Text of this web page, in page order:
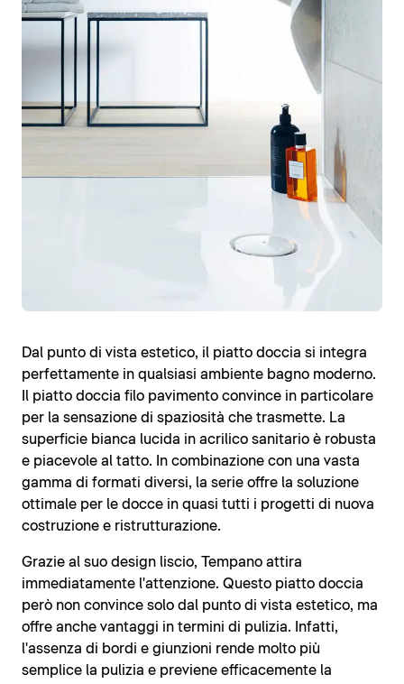
Dal punto di vista estetico, il piatto doccia si integra
perfettamente in qualsiasi ambiente bagno moderno.
Il piatto doccia filo pavimento convince in particolare
per la sensazione di spaziosità che trasmette. La
superficie bianca lucida in acrilico sanitario è robusta
e piacevole al tatto. In combinazione con una vasta
gamma di formati diversi, la serie offre la soluzione
ottimale per le docce in quasi tutti i progetti di nuova
costruzione e ristrutturazione.
Grazie al suo design liscio, Tempano attira
immediatamente l'attenzione. Questo piatto doccia
però non convince solo dal punto di vista estetico, ma
offre anche vantaggi in termini di pulizia. Infatti,
l'assenza di bordi e giunzioni rende molto più
semplice la pulizia e previene efficacemente la